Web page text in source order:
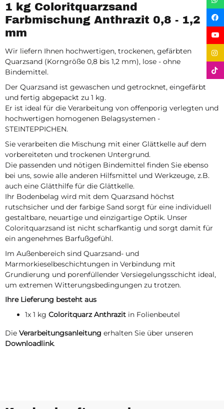
1 kg Coloritquarzsand
Farbmischung Anthrazit 0,8 - 1,2
mm
Wir liefern Ihnen hochwertigen, trockenen, gefärbten
Quarzsand (Korngröße 0,8 bis 1,2 mm), lose - ohne
Bindemittel.
Der Quarzsand ist gewaschen und getrocknet, eingefärbt
und fertig abgepackt zu 1 kg.
Er ist ideal für die Verarbeitung von offenporig verlegten und
hochwertigen homogenen Belagsystemen -
STEINTEPPICHEN.
Sie verarbeiten die Mischung mit einer Glättkelle auf dem
vorbereiteten und trockenen Untergrund.
Die passenden und nötigen Bindemittel finden Sie ebenso
bei uns, sowie alle anderen Hilfsmittel und Werkzeuge, z.B.
auch eine Glätthilfe für die Glättkelle.
Ihr Bodenbelag wird mit dem Quarzsand höchst
rutschsicher und der farbige Sand sorgt für eine individuell
gestaltbare, neuartige und einzigartige Optik. Unser
Coloritquarzsand ist nicht scharfkantig und sorgt damit für
ein angenehmes Barfußgefühl.
Im Außenbereich sind Quarzsand- und
Marmorkieselbeschichtungen in Verbindung mit
Grundierung und porenfüllender Versiegelungsschicht ideal,
um extremen Witterungsbedingungen zu trotzen.
Ihre Lieferung besteht aus
1x 1 kg Coloritquarz Anthrazit in Folienbeutel
Die Verarbeitungsanleitung erhalten Sie über unseren
Downloadlink.